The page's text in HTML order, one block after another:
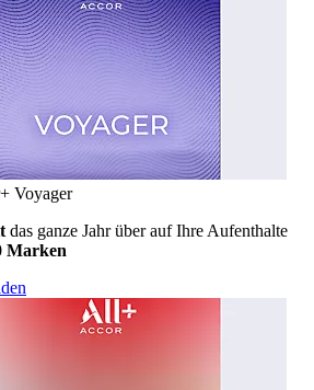
Voyager
das ganze Jahr über auf Ihre Aufenthalte
Marken